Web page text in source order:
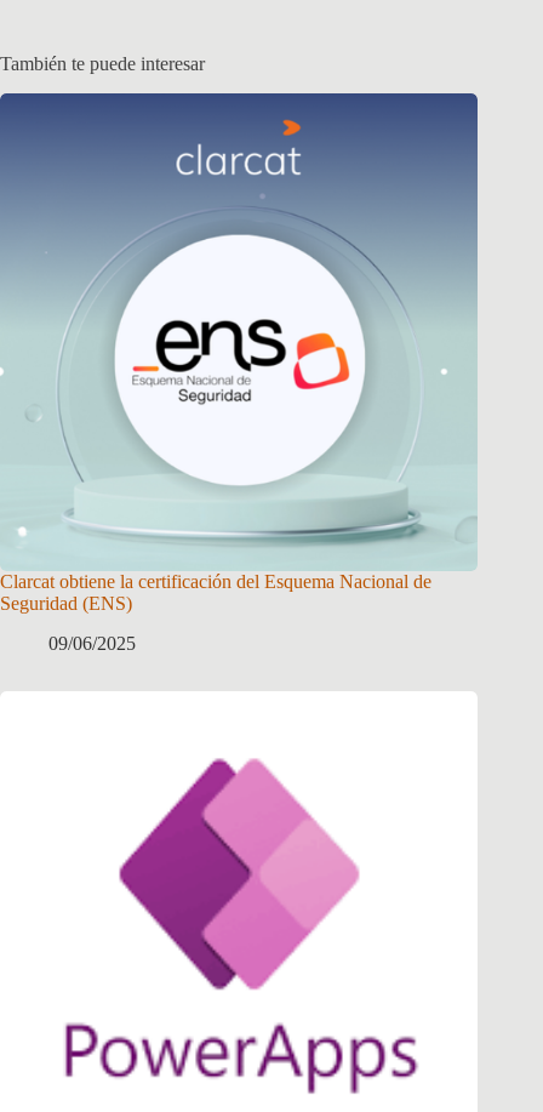
También te puede interesar
Clarcat obtiene la certificación del Esquema Nacional de
Seguridad (ENS)
09/06/2025